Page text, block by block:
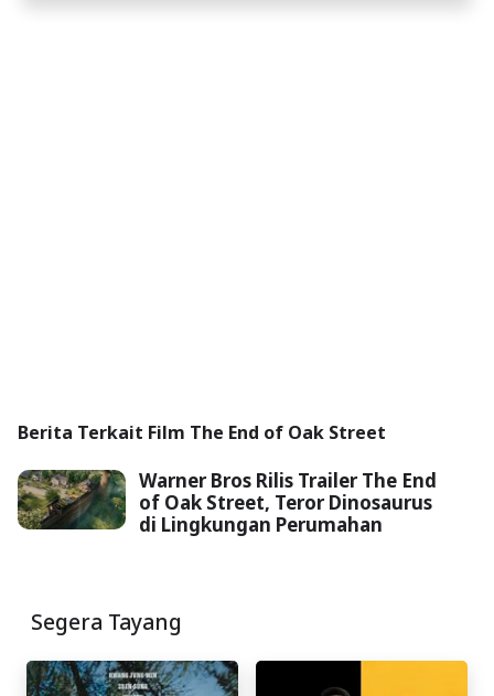
Berita Terkait Film The End of Oak Street
Warner Bros Rilis Trailer The End
of Oak Street, Teror Dinosaurus
di Lingkungan Perumahan
Segera Tayang